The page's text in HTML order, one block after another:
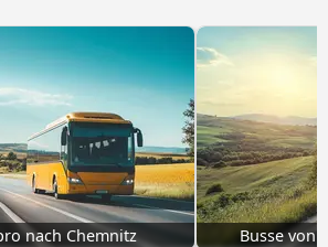
nach Chemnitz Busse von